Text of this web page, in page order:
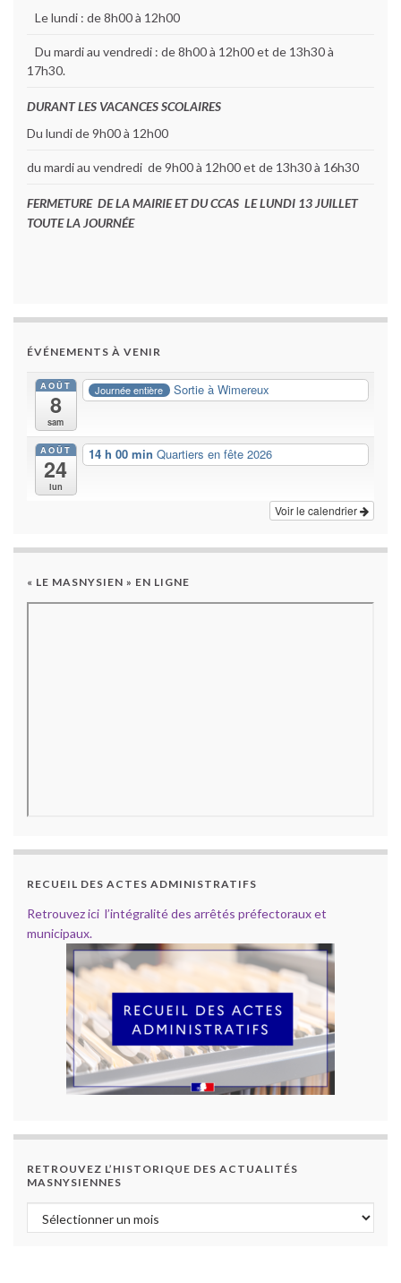
Le lundi : de 8h00 à 12h00
Du mardi au vendredi : de 8h00 à 12h00 et de 13h30 à
17h30.
DURANT LES VACANCES SCOLAIRES
Du lundi de 9h00 à 12h00
du mardi au vendredi de 9h00 à 12h00 et de 13h30 à 16h30
FERMETURE DE LA MAIRIE ET DU CCAS LE LUNDI 13 JUILLET
TOUTE LA JOURNÉE
ÉVÉNEMENTS À VENIR
AOÛT
8
sam
Journée entière Sortie à Wimereux
AOÛT
24
lun
14 h 00 min Quartiers en fête 2026
Voir le calendrier
« LE MASNYSIEN » EN LIGNE
RECUEIL DES ACTES ADMINISTRATIFS
Retrouvez ici l’intégralité des arrêtés préfectoraux et
municipaux.
RETROUVEZ L’HISTORIQUE DES ACTUALITÉS
MASNYSIENNES
Retrouvez l’historique des actualités masnysiennes